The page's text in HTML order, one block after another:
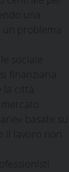
una
un problema
sociale
finanziaria
la città
basate su
il lavoro non